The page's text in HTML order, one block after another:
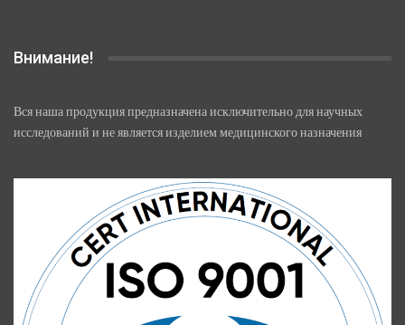
Внимание!
Вся наша продукция предназначена исключительно для научных
исследований и не является изделием медицинского назначения